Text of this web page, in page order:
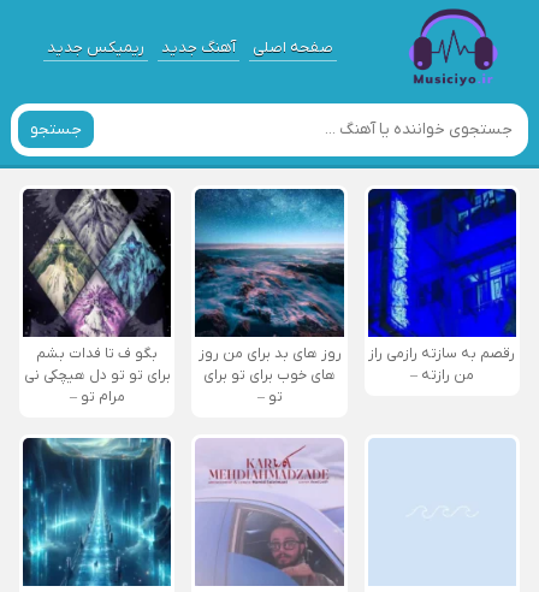
صفحه اصلی آهنگ جدید ریمیکس جدید
جستجو
رقصم به سازته رازمی راز
من رازته –
روز های بد برای من روز
های خوب برای تو برای
تو –
بگو ف تا فدات بشم
برای تو تو دل هیچکی نی
مرام تو –